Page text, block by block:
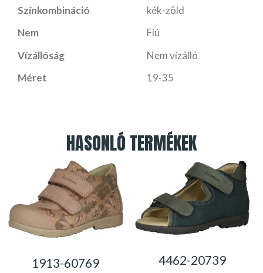
Színkombináció
kék-zöld
Nem
Fiú
Vízállóság
Nem vízálló
Méret
19-35
HASONLÓ TERMÉKEK
1913-60769 4462-20739